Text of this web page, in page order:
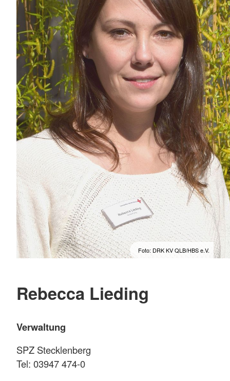
Foto: DRK KV QLB/HBS e.V.
Rebecca Lieding
Verwaltung
SPZ Stecklenberg
Tel: 03947 474-0